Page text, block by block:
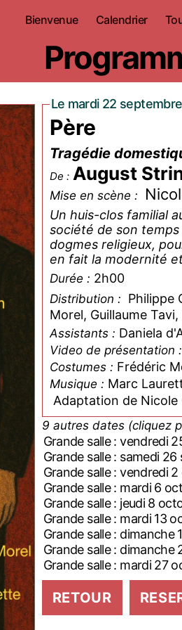
Bienvenue Calendrier
Le mardi 22
Père
Tragédie
De : August
Mise en scène :
Un huis-clos familial
société de son
dogmes religieux,
en fait la modernité
Durée : 2h00
Distribution : Philippe
Morel, Guillaume
Assistants : Daniela
Video de présentation :
Costumes : Frédéric
Musique : Marc
Adaptation de Nicole
9 autres
Grande salle :
Grande salle :
Grande salle :
Grande salle :
Grande salle :
Grande salle :
Grande salle :
Grande salle :
Grande salle :